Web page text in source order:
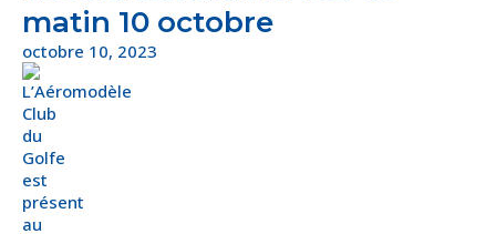
matin 10 octobre
octobre 10, 2023